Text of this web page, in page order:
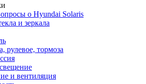
о Hyundai Solaris
и зеркала
рулевое, тормоза
и вентиляция